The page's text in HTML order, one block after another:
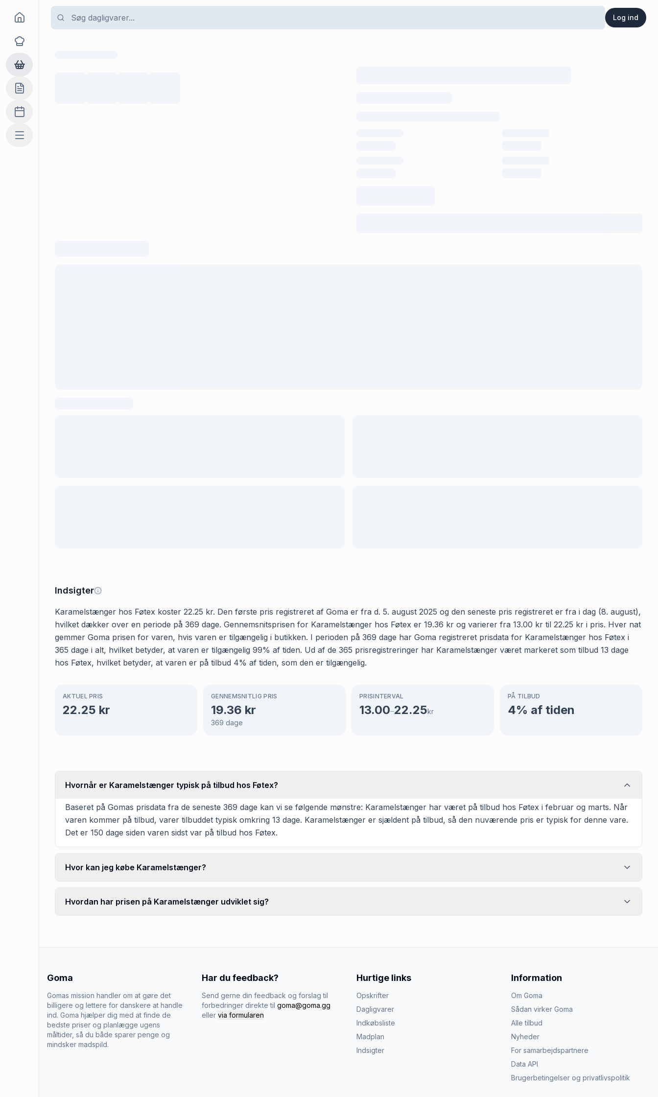
Log ind
Goma
Opskrifter
Dagligvarer
Indkøbslisten
Madplan
Mere
Indsigter
Karamelstænger hos Føtex koster 22.25 kr. Den første pris registreret af Goma er fra d. 5. august 2025 og den seneste pris registreret er fra i dag (8. august),
hvilket dækker over en periode på 369 dage. Gennemsnitsprisen for Karamelstænger hos Føtex er 19.36 kr og varierer fra 13.00 kr til 22.25 kr i pris. Hver nat
gemmer Goma prisen for varen, hvis varen er tilgængelig i butikken. I perioden på 369 dage har Goma registreret prisdata for Karamelstænger hos Føtex i
365 dage i alt, hvilket betyder, at varen er tilgængelig 99% af tiden. Ud af de 365 prisregistreringer har Karamelstænger været markeret som tilbud 13 dage
hos Føtex, hvilket betyder, at varen er på tilbud 4% af tiden, som den er tilgængelig.
AKTUEL PRIS
22.25 kr
GENNEMSNITLIG PRIS
19.36 kr
369 dage
PRISINTERVAL
13.00–22.25kr
PÅ TILBUD
4% af tiden
Hvornår er Karamelstænger typisk på tilbud hos Føtex?
Baseret på Gomas prisdata fra de seneste 369 dage kan vi se følgende mønstre: Karamelstænger har været på tilbud hos Føtex i februar og marts. Når
varen kommer på tilbud, varer tilbuddet typisk omkring 13 dage. Karamelstænger er sjældent på tilbud, så den nuværende pris er typisk for denne vare.
Det er 150 dage siden varen sidst var på tilbud hos Føtex.
Hvor kan jeg købe Karamelstænger?
Hvordan har prisen på Karamelstænger udviklet sig?
Goma
Gomas mission handler om at gøre det
billigere og lettere for danskere at handle
ind. Goma hjælper dig med at finde de
bedste priser og planlægge ugens
måltider, så du både sparer penge og
mindsker madspild.
Har du feedback?
Send gerne din feedback og forslag til
forbedringer direkte til goma@goma.gg
eller via formularen
Hurtige links
Opskrifter
Dagligvarer
Indkøbsliste
Madplan
Indsigter
Information
Om Goma
Sådan virker Goma
Alle tilbud
Nyheder
For samarbejdspartnere
Data API
Brugerbetingelser og privatlivspolitik